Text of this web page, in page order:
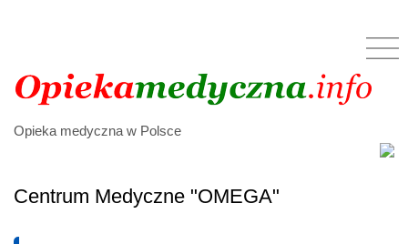
Opieka medyczna w Polsce
Centrum Medyczne "OMEGA"